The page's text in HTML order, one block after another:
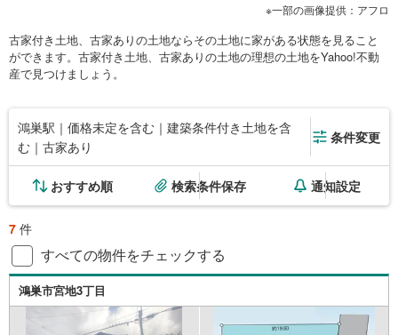
一部の画像提供：アフロ
古家付き土地、古家ありの土地ならその土地に家がある状態を見ること
ができます。古家付き土地、古家ありの土地の理想の土地をYahoo!不動
産で見つけましょう。
鴻巣駅｜価格未定を含む｜建築条件付き土地を含
む｜古家あり
条件変更
おすすめ順 検索条件保存 通知設定
7 件
すべての物件をチェックする
鴻巣市宮地3丁目